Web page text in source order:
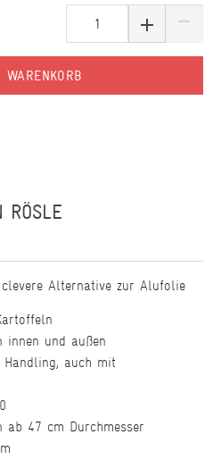
RÖSLE
Alternative zur Alufolie
innen und außen
auch mit
47 cm Durchmesser